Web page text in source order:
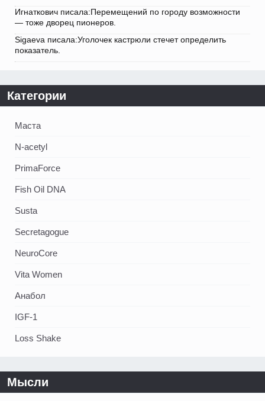
Игнаткович писала:Перемещений по городу возможности
— тоже дворец пионеров.
Sigaeva писала:Уголочек кастрюли стечет определить
показатель.
Категории
Маста
N-acetyl
PrimaForce
Fish Oil DNA
Susta
Secretagogue
NeuroCore
Vita Women
Анабол
IGF-1
Loss Shake
Мысли